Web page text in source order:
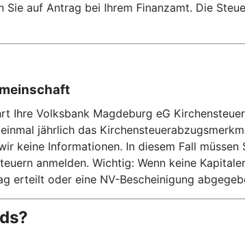
auf Antrag bei Ihrem Finanzamt. Die
Volksbank Magdeburg eG
jährlich das
keine Informationen. In diesem Fall
anmelden. Wichtig: Wenn keine
erteilt oder eine NV-Bescheinigung